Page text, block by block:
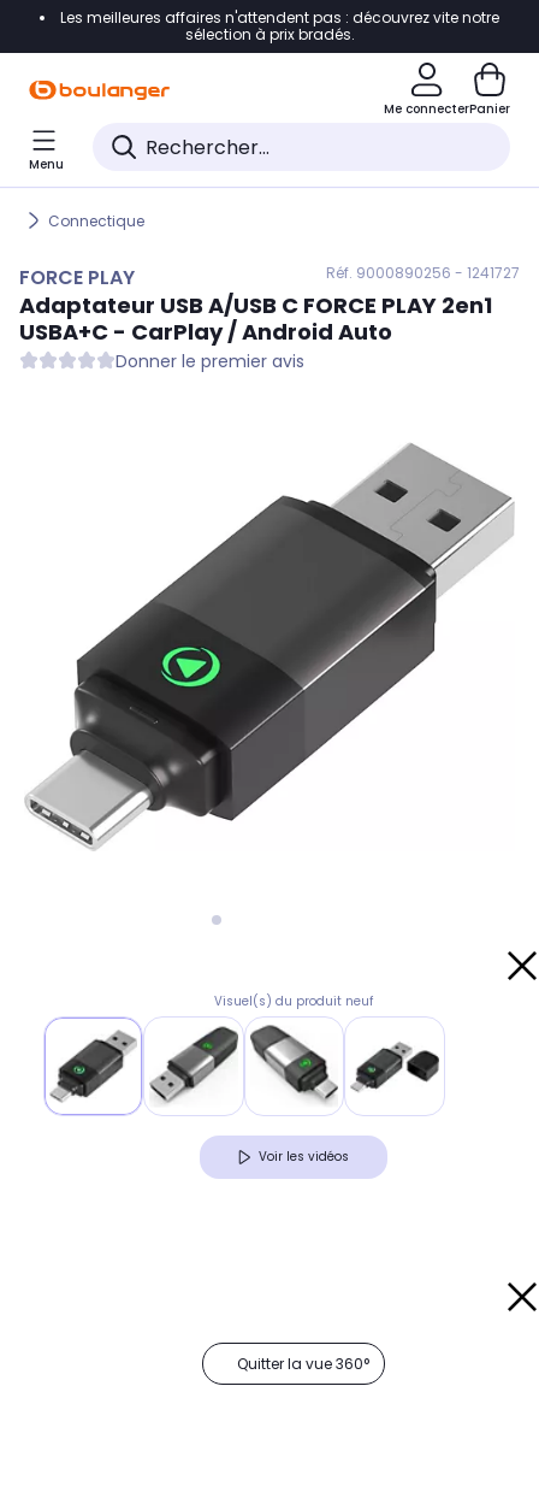
Accéder directement à la navigation
Accéder directement au pied de page
Accéder directement au chatbot
Les meilleures affaires n'attendent pas : découvrez vite notre
sélection à prix bradés.
Me connecterPanier
Menu
Connectique
FORCE PLAY Réf. 9000890256 - 1241727
Adaptateur USB A/USB C FORCE PLAY 2en1
USBA+C - CarPlay / Android Auto
Donner le premier avis
Visuel(s) du produit neuf
Voir les vidéos
Quitter la vue 360°